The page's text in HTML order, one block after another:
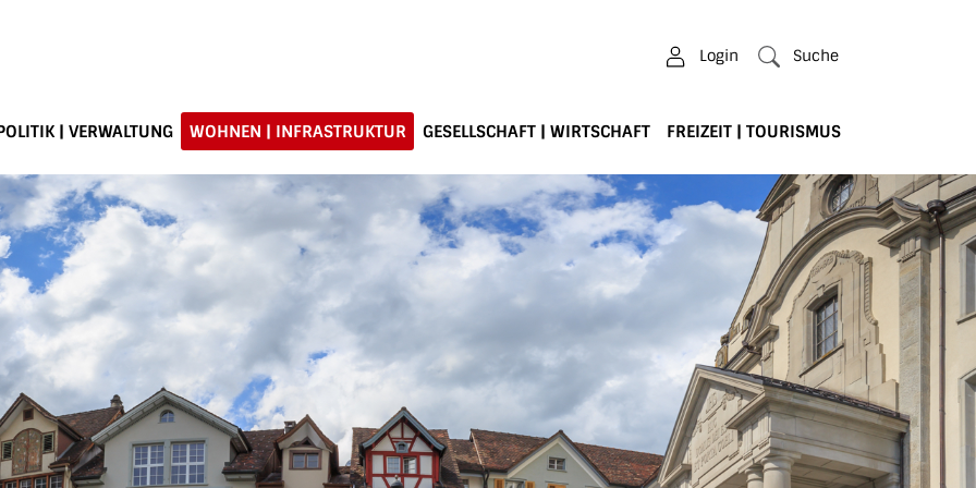
Login Suche
| VERWALTUNG WOHNEN | INFRASTRUKTUR GESELLSCHAFT | WIRTSCHAFT FREIZEIT | TOURISMUS